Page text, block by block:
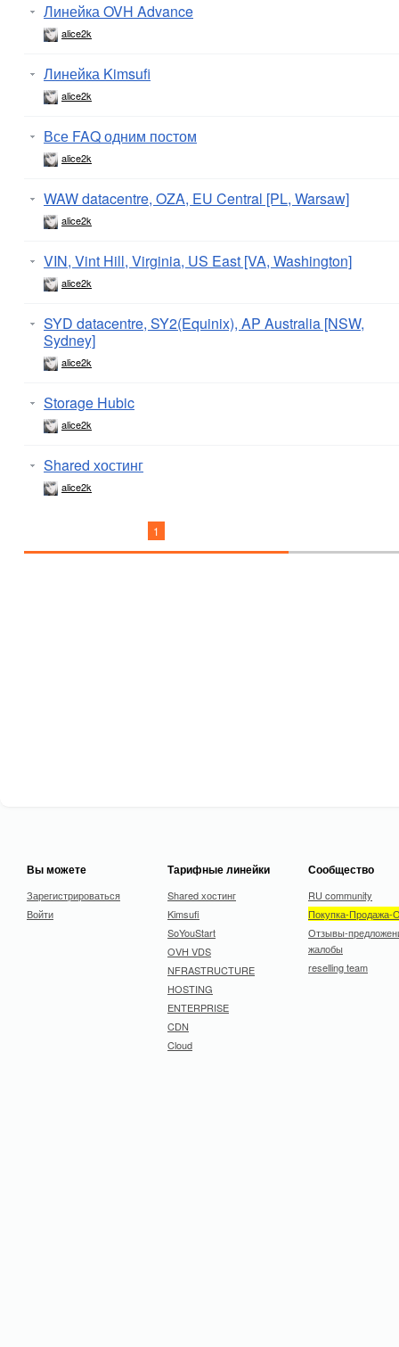
Линейка OVH Advance
alice2k
Линейка Kimsufi
alice2k
Все FAQ одним постом
alice2k
WAW datacentre, OZA, EU Central [PL, Warsaw]
alice2k
VIN, Vint Hill, Virginia, US East [VA, Washington]
alice2k
SYD datacentre, SY2(Equinix), AP Australia [NSW,
Sydney]
alice2k
Storage Hubic
alice2k
Shared хостинг
alice2k
1
Вы можете
Зарегистрироваться
Войти
Тарифные линейки
Shared хостинг
Kimsufi
SoYouStart
OVH VDS
NFRASTRUCTURE
HOSTING
ENTERPRISE
CDN
Cloud
Сообщество
RU community
Покупка-Продажа-
Отзывы-
жалобы
reselling team